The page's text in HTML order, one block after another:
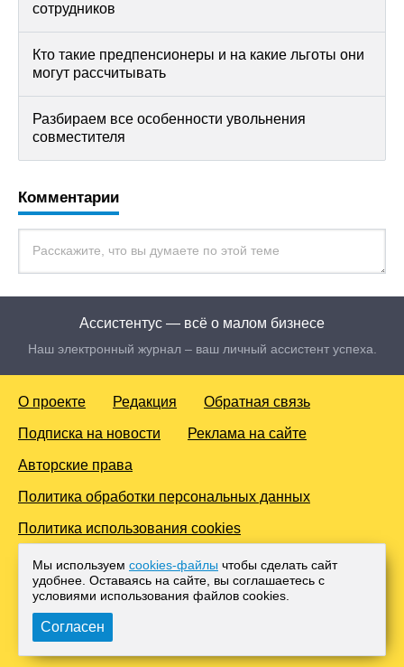
сотрудников
Кто такие предпенсионеры и на какие льготы они
могут рассчитывать
Разбираем все особенности увольнения
совместителя
Комментарии
Ассистентус — всё о малом бизнесе
Наш электронный журнал – ваш личный ассистент успеха.
О проекте Редакция Обратная связь
Подписка на новости Реклама на сайте
Авторские права
Политика обработки персональных данных
Политика использования cookies
© 2016-2026 Все права защищены. Для лиц старше 18 лет.
Любое копирование материалов и тиражирование в сети
Интернет, либо печатных изданиях без согласования с
Администрацией проекта, преследуется законом.
Мы используем cookies-файлы чтобы сделать сайт
удобнее. Оставаясь на сайте, вы соглашаетесь с
условиями использования файлов cооkies.
Согласен